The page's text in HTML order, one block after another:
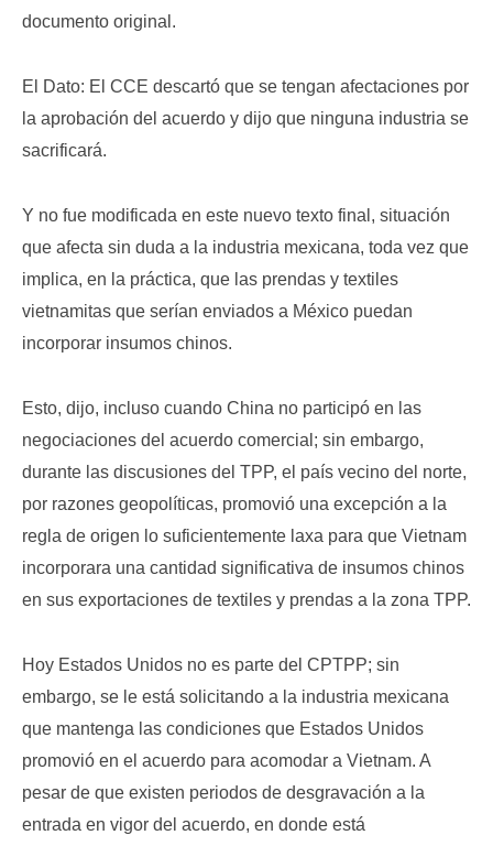
documento original.
El Dato: El CCE descartó que se tengan afectaciones por
la aprobación del acuerdo y dijo que ninguna industria se
sacrificará.
Y no fue modificada en este nuevo texto final, situación
que afecta sin duda a la industria mexicana, toda vez que
implica, en la práctica, que las prendas y textiles
vietnamitas que serían enviados a México puedan
incorporar insumos chinos.
Esto, dijo, incluso cuando China no participó en las
negociaciones del acuerdo comercial; sin embargo,
durante las discusiones del TPP, el país vecino del norte,
por razones geopolíticas, promovió una excepción a la
regla de origen lo suficientemente laxa para que Vietnam
incorporara una cantidad significativa de insumos chinos
en sus exportaciones de textiles y prendas a la zona TPP.
Hoy Estados Unidos no es parte del CPTPP; sin
embargo, se le está solicitando a la industria mexicana
que mantenga las condiciones que Estados Unidos
promovió en el acuerdo para acomodar a Vietnam. A
pesar de que existen periodos de desgravación a la
entrada en vigor del acuerdo, en donde está